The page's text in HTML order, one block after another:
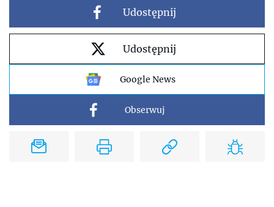
Udostępnij
Udostępnij
Google News
Obserwuj